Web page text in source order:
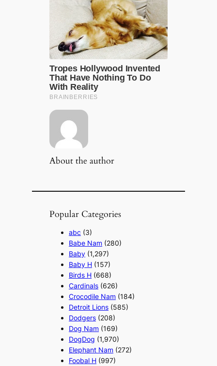
About the author
Popular Categories
abc (3)
Babe Nam (280)
Baby (1,297)
Baby H (157)
Birds H (668)
Cardinals (626)
Crocodile Nam (184)
Detroit Lions (585)
Dodgers (208)
Dog Nam (169)
DogDog (1,970)
Elephant Nam (272)
Foobal H (997)